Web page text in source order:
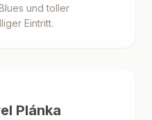
und toller
Eintritt.
Plánka